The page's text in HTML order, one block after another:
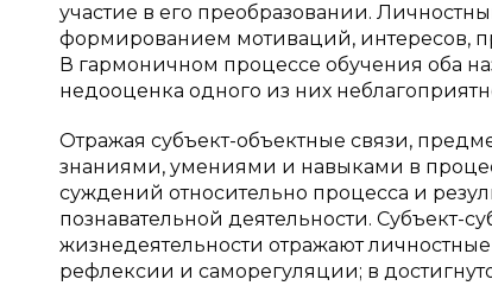
участие в его преобразовании.
формированием мотиваций, интересов,
В гармоничном процессе обучения оба
недооценка одного из них
Отражая субъект-объектные связи,
знаниями, умениями и навыками в
суждений относительно процесса и
познавательной деятельности. Субъект-
жизнедеятельности отражают
рефлексии и саморегуляции; в